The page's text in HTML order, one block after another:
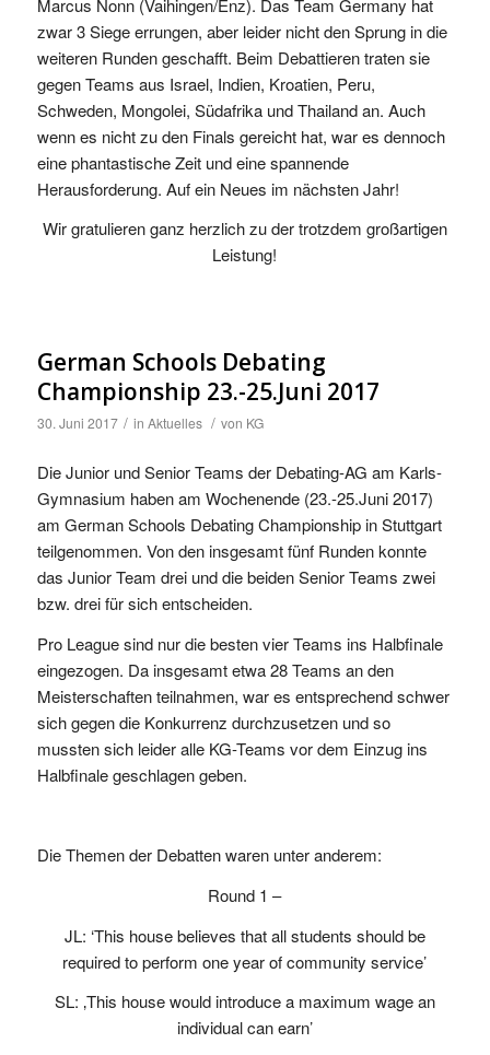
zwar 3 Siege errungen, aber leider nicht den Sprung in die
weiteren Runden geschafft. Beim Debattieren traten sie
gegen Teams aus Israel, Indien, Kroatien, Peru,
Schweden, Mongolei, Südafrika und Thailand an. Auch
wenn es nicht zu den Finals gereicht hat, war es dennoch
eine phantastische Zeit und eine spannende
Herausforderung. Auf ein Neues im nächsten Jahr!
Wir gratulieren ganz herzlich zu der trotzdem großartigen
Leistung!
German Schools Debating
Championship 23.-25.Juni 2017
30. Juni 2017 / in Aktuelles / von KG
Die Junior und Senior Teams der Debating-AG am Karls-
Gymnasium haben am Wochenende (23.-25.Juni 2017)
am German Schools Debating Championship in Stuttgart
teilgenommen. Von den insgesamt fünf Runden konnte
das Junior Team drei und die beiden Senior Teams zwei
bzw. drei für sich entscheiden.
Pro League sind nur die besten vier Teams ins Halbfinale
eingezogen. Da insgesamt etwa 28 Teams an den
Meisterschaften teilnahmen, war es entsprechend schwer
sich gegen die Konkurrenz durchzusetzen und so
mussten sich leider alle KG-Teams vor dem Einzug ins
Halbfinale geschlagen geben.
Die Themen der Debatten waren unter anderem:
Round 1 –
JL: ‘This house believes that all students should be
required to perform one year of community service’
SL: ‚This house would introduce a maximum wage an
individual can earn’